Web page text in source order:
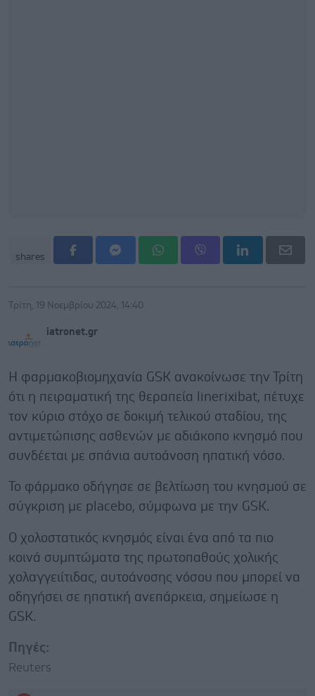
shares
Τρίτη, 19 Νοεμβρίου 2024, 14:40
iatronet.gr
Η φαρμακοβιομηχανία GSK ανακοίνωσε την Τρίτη
ότι η πειραματική της θεραπεία linerixibat, πέτυχε
τον κύριο στόχο σε δοκιμή τελικού σταδίου, της
αντιμετώπισης ασθενών με αδιάκοπο κνησμό που
συνδέεται με σπάνια αυτοάνοση ηπατική νόσο.
Το φάρμακο οδήγησε σε βελτίωση του κνησμού σε
σύγκριση με placebo, σύμφωνα με την GSK.
Ο χολοστατικός κνησμός είναι ένα από τα πιο
κοινά συμπτώματα της πρωτοπαθούς χολικής
χολαγγειίτιδας, αυτοάνοσης νόσου που μπορεί να
οδηγήσει σε ηπατική ανεπάρκεια, σημείωσε η
GSK.
Πηγές:
Reuters